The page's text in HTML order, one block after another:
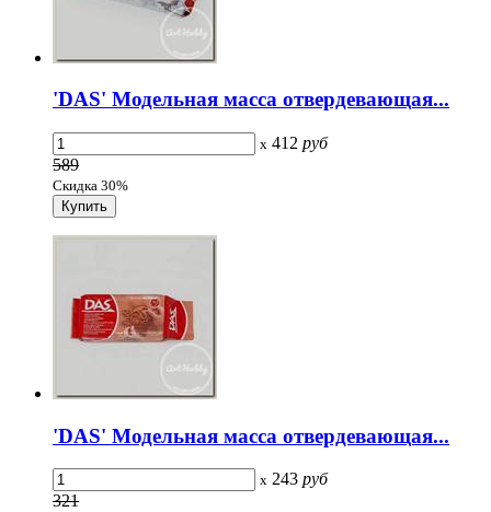
'DAS' Модельная масса отвердевающая...
x 412 руб
589
Скидка 30%
'DAS' Модельная масса отвердевающая...
x 243 руб
321